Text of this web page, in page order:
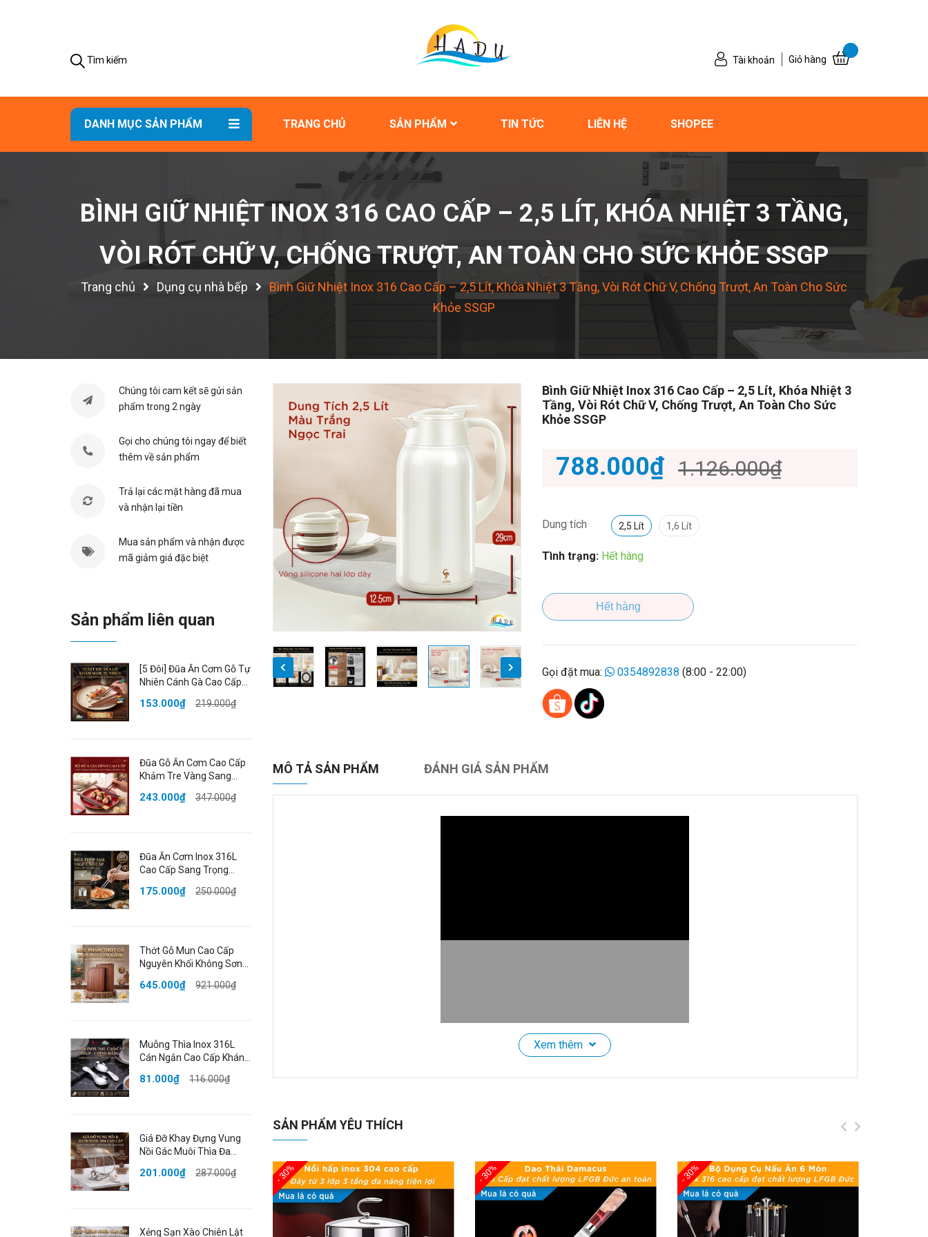
Tìm kiếm Tài khoản Giỏ hàng
DANH MỤC SẢN PHẨM TRANG CHỦ SẢN PHẨM TIN TỨC LIÊN HỆ SHOPEE
BÌNH GIỮ NHIỆT INOX 316 CAO CẤP – 2,5 LÍT, KHÓA NHIỆT 3 TẦNG,
VÒI RÓT CHỮ V, CHỐNG TRƯỢT, AN TOÀN CHO SỨC KHỎE SSGP
Trang chủ Dụng cụ nhà bếp
Bình Giữ Nhiệt Inox 316 Cao Cấp – 2,5 Lít, Khóa Nhiệt 3 Tầng, Vòi Rót Chữ V, Chống Trượt, An Toàn Cho Sức
Khỏe SSGP
Bình Giữ Nhiệt Inox 316 Cao Cấp – 2,5 Lít, Khóa Nhiệt 3
Tầng, Vòi Rót Chữ V, Chống Trượt, An Toàn Cho Sức
Khỏe SSGP
788.000₫ 1.126.000₫
Dung tích 2,5 Lít 1,6 Lít
Tình trạng: Hết hàng
Hết hàng
Gọi đặt mua: 0354892838 (8:00 - 22:00)
MÔ TẢ SẢN PHẨM ĐÁNH GIÁ SẢN PHẨM
ưu.Nắp khóa nhiệt 2 lớpgiúp đảm bảo không đọng nước trong bình, trong khi vòi hình chữ V giúp rót nước êm ái mà
không lo nhỏ giọt. Với dung tích2,5 lít và thiết kếđáy silicone chống trượt, bình đựng nước này mang đến sự tiện lợi
và hiệu quả cho việc giữ nhiệt lâu dài và bảo quản đồ uống.
Xem thêm
SẢN PHẨM YÊU THÍCH
- 30% - 30% - 30%
Chúng tôi cam kết sẽ gửi sản
phẩm trong 2 ngày
Gọi cho chúng tôi ngay để biết
thêm về sản phẩm
Trả lại các mặt hàng đã mua
và nhận lại tiền
Mua sản phẩm và nhận được
mã giảm giá đặc biệt
Sản phẩm liên quan
[5 Đôi] Đũa Ăn Cơm Gỗ Tự
Nhiên Cánh Gà Cao Cấp
Trọng Chống Ẩm Mốc
153.000₫ 219.000₫
Đũa Gỗ Ăn Cơm Cao Cấp
Khảm Tre Vàng Sang
Nhiệt Không Ẩm Mốc An
243.000₫ 347.000₫
Đũa Ăn Cơm Inox 316L
Cao Cấp Sang Trọng
Chống Trượt Cách Nhiệt
175.000₫ 250.000₫
Thớt Gỗ Mun Cao Cấp
Nguyên Khối Không Sơn
Chín Đạt Chất Lượng
645.000₫ 921.000₫
Muỗng Thìa Inox 316L
Cán Ngắn Cao Cấp Kháng
Đạt Chất Lượng LFGB Đức
81.000₫ 116.000₫
Giá Đỡ Khay Đựng Vung
Nồi Gác Muôi Thìa Đa
Chống Gỉ SSGP Berlin
201.000₫ 287.000₫
Xẻng Sạn Xào Chiên Lật